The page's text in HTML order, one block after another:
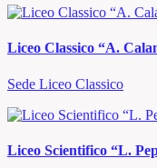
Liceo Classico “A.
Sede Liceo Classico
Liceo Scientifico “L.